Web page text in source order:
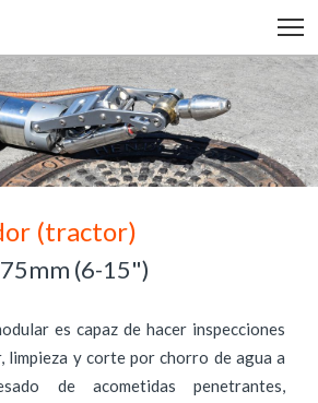
(tractor)
(6-15")
es capaz de hacer inspecciones
limpieza y corte por chorro de agua a
de acometidas penetrantes,